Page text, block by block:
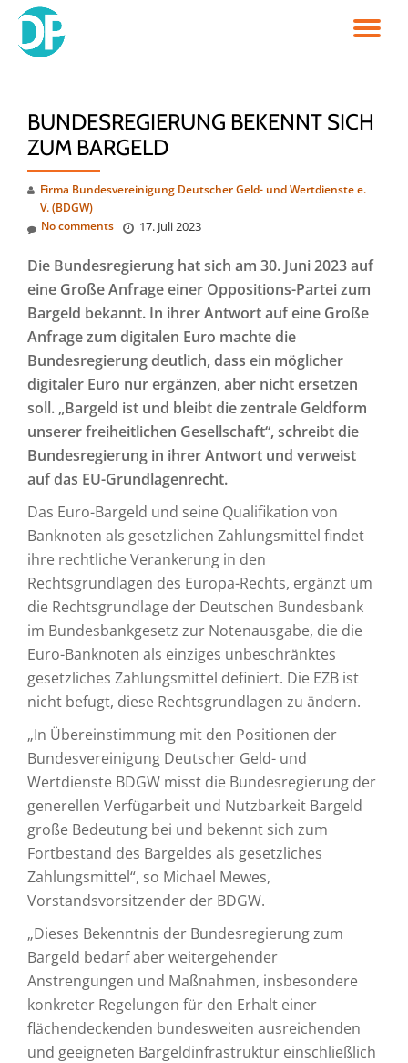
Skip
BUNDESREGIERUNG BEKENNT SICH
ZUM BARGELD
Firma Bundesvereinigung Deutscher Geld- und Wertdienste e.
V. (BDGW)
17. Juli 2023
No comments
Die Bundesregierung hat sich am 30. Juni 2023 auf
eine Große Anfrage einer Oppositions-Partei zum
Bargeld bekannt. In ihrer Antwort auf eine Große
Anfrage zum digitalen Euro machte die
Bundesregierung deutlich, dass ein möglicher
digitaler Euro nur ergänzen, aber nicht ersetzen
soll. „Bargeld ist und bleibt die zentrale Geldform
unserer freiheitlichen Gesellschaft“, schreibt die
Bundesregierung in ihrer Antwort und verweist
auf das EU-Grundlagenrecht.
Das Euro-Bargeld und seine Qualifikation von
Banknoten als gesetzlichen Zahlungsmittel findet
ihre rechtliche Verankerung in den
Rechtsgrundlagen des Europa-Rechts, ergänzt um
die Rechtsgrundlage der Deutschen Bundesbank
im Bundesbankgesetz zur Notenausgabe, die die
Euro-Banknoten als einziges unbeschränktes
gesetzliches Zahlungsmittel definiert. Die EZB ist
nicht befugt, diese Rechtsgrundlagen zu ändern.
„In Übereinstimmung mit den Positionen der
Bundesvereinigung Deutscher Geld- und
Wertdienste BDGW misst die Bundesregierung der
generellen Verfügarbeit und Nutzbarkeit Bargeld
große Bedeutung bei und bekennt sich zum
Fortbestand des Bargeldes als gesetzliches
Zahlungsmittel“, so Michael Mewes,
Vorstandsvorsitzender der BDGW.
„Dieses Bekenntnis der Bundesregierung zum
Bargeld bedarf aber weitergehender
Anstrengungen und Maßnahmen, insbesondere
konkreter Regelungen für den Erhalt einer
flächendeckenden bundesweiten ausreichenden
und geeigneten Bargeldinfrastruktur einschließlich